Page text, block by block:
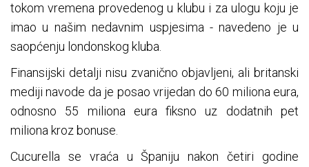
tokom vremena provedenog u klubu i za ulogu koju je
imao u našim nedavnim uspjesima - navedeno je u
saopćenju londonskog kluba.
Finansijski detalji nisu zvanično objavljeni, ali britanski
mediji navode da je posao vrijedan do 60 miliona eura,
odnosno 55 miliona eura fiksno uz dodatnih pet
miliona kroz bonuse.
Cucurella se vraća u Španiju nakon četiri godine